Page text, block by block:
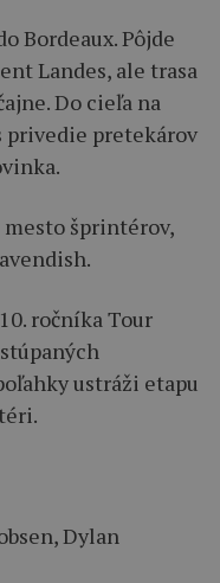
Bordeaux. Pôjde
Landes, ale trasa
Do cieľa na
privedie pretekárov
mesto šprintérov,
ročníka Tour
ustráži etapu
Dylan